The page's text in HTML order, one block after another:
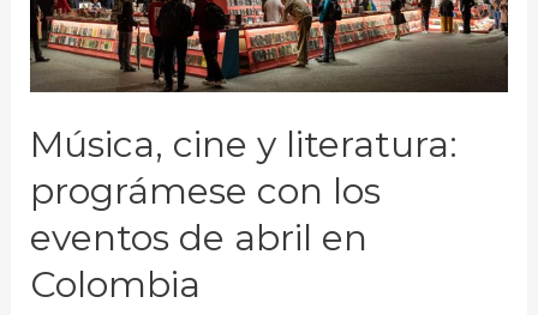
Música, cine y literatura:
prográmese con los
eventos de abril en
Colombia